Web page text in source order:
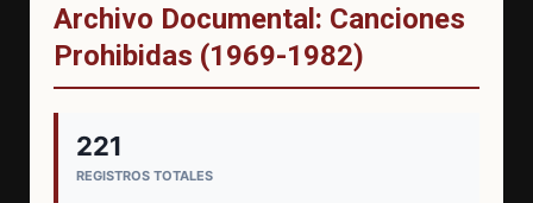
Archivo Documental: Canciones
Prohibidas (1969-1982)
221
REGISTROS TOTALES